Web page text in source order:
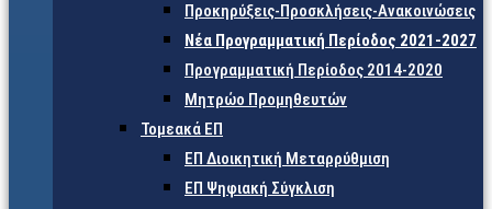
Προκηρύξεις-Προσκλήσεις-Ανακοινώσεις
Νέα Προγραμματική Περίοδος 2021-2027
Προγραμματική Περίοδος 2014-2020
Μητρώο Προμηθευτών
Τομεακά ΕΠ
ΕΠ Διοικητική Μεταρρύθμιση
ΕΠ Ψηφιακή Σύγκλιση